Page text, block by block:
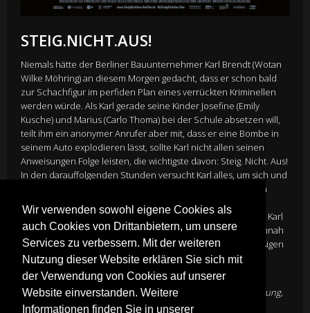
Wir verwenden sowohl eigene Cookies als
auch Cookies von Drittanbietern, um unsere
Services zu verbessern. Mit der weiteren
Nutzung dieser Website erklären Sie sich mit
der Verwendung von Cookies auf unserer
Website einverstanden. Weitere
Informationen finden Sie in unserer
STEIG.NICHT.AUS!
Niemals hätte der Berliner Bauunternehmer Karl Brendt (Wotan
Wilke Möhring) an diesem Morgen gedacht, dass er schon bald
zur Schachfigur im perfiden Plan eines verrückten Kriminellen
werden würde. Als Karl gerade seine Kinder Josefine (Emily
Kusche) und Marius (Carlo Thoma) bei der Schule absetzen will,
teilt ihm ein anonymer Anrufer aber mit, dass er eine Bombe in
seinem Auto explodieren lässt, sollte Karl nicht allen seinen
Anweisungen Folge leisten, die wichtigste davon: Steig. Nicht. Aus!
In den darauffolgenden Stunden versucht Karl alles, um sich und
seine Kinder zu retten. Dabei muss er für den Unbekannten
größere Summen Geld heranschaffen, während seine Frau
Simone (Christiane Paul) die Polizei alarmiert, weil sie denkt, Karl
hätte die Kinder entführt. Auch Sprengstoffexpertin Pia (Hannah
Herzsprung), die schon bald den Grund hinter Karls waghalsigen
Aktionen erahnt, gehört zum Team.
DirectorChristian Alvart
CastWotan Wilke Möhring,Christiane Paul Hannah Herzsprung,
Fahri Yardim